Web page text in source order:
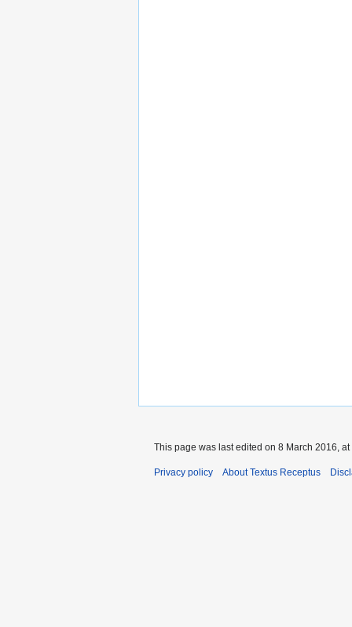
This page was last edited on 8 March 2016, at
Privacy policy About Textus Receptus